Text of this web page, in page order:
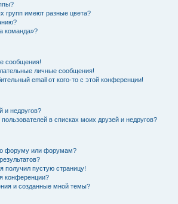
групп имеют разные цвета?
команда»?
сообщения!
личные сообщения!
email от кого-то с этой конференции!
и недругов?
в списках моих друзей и недругов?
форуму или форумам?
получил пустую страницу!
конференции?
и созданные мной темы?